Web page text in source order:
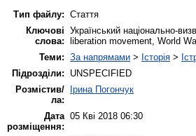
Тип файлу: Стаття
Ключові
слова:
Український національно-
liberation movement, World
Теми: За напрямами > Історія >
Підрозділи:
UNSPECIFIED
Розмістив/
ла:
Ірина Погончук
Дата
розміщення:
05 Кві 2018 06:30